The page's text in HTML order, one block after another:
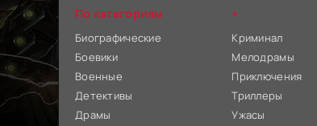
По категориям
Биографические
Боевики
Военные
Детективы
Драмы
+
Криминал
Мелодрамы
Приключения
Триллеры
Ужасы